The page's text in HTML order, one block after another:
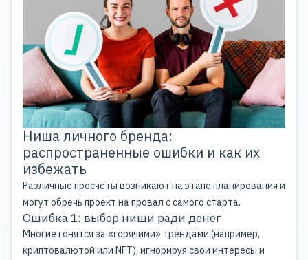
Ниша личного бренда:
распространенные ошибки и как их
избежать
Различные просчеты возникают на этапе планирования и
могут обречь проект на провал с самого старта.
Ошибка 1: выбор ниши ради денег
Многие гонятся за «горячими» трендами (например,
криптовалютой или NFT), игнорируя свои интересы и